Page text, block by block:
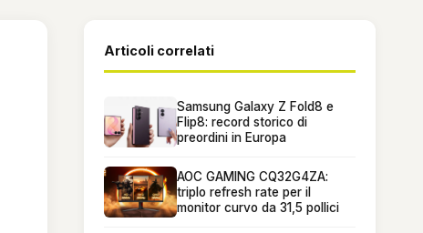
Articoli correlati
Samsung Galaxy Z Fold8 e
Flip8: record storico di
preordini in Europa
AOC GAMING CQ32G4ZA:
triplo refresh rate per il
monitor curvo da 31,5 pollici